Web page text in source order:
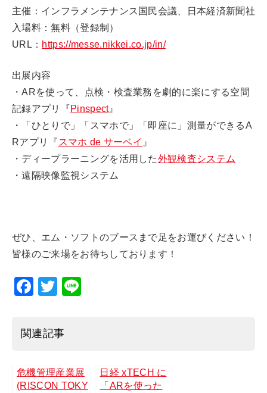
主催：インフラメンテナンス国民会議、日本経済新聞社
入場料：無料（登録制）
URL： https://messe.nikkei.co.jp/in/
出展内容
・ARを使って、点検・検査業務を劇的に楽にする空間
記録アプリ『Pinspect』
・「ひとりで」「スマホで」「即座に」測量ができるA
Rアプリ『 スマホ de サーベイ 』
・ディープラーニングを活用した外観検査システム
・遠隔映像監視システム
ぜひ、エム・ソフトのブースまで足をお運びください！
皆様のご来場をお待ちしております！
F
c
e
b
o
T
tt
er
関連記事
危機管理産業展
(RISCON TOKY
日経 xTECH に
「ARを使った